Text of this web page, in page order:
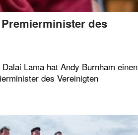
des
Lama hat Andy Burnham einen
des Vereinigten